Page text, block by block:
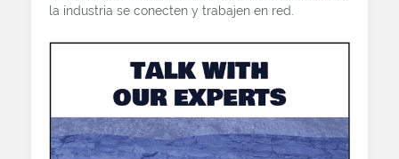
la industria se conecten y trabajen en red.